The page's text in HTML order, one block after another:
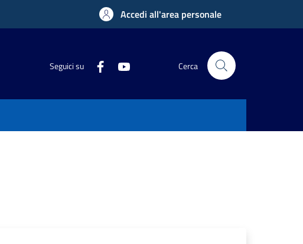
Accedi all'area personale
Seguici su Cerca